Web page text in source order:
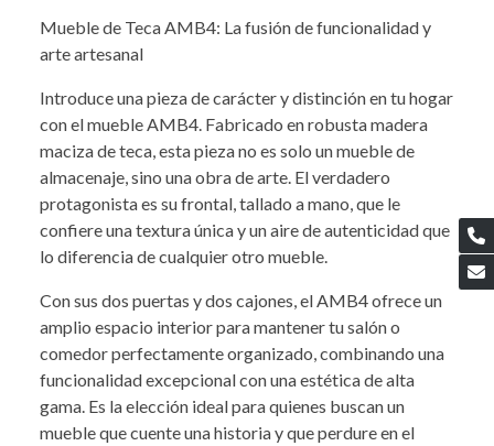
Mueble de Teca AMB4: La fusión de funcionalidad y
arte artesanal
Introduce una pieza de carácter y distinción en tu hogar
con el mueble AMB4. Fabricado en robusta madera
maciza de teca, esta pieza no es solo un mueble de
almacenaje, sino una obra de arte. El verdadero
protagonista es su frontal, tallado a mano, que le
confiere una textura única y un aire de autenticidad que
lo diferencia de cualquier otro mueble.
Con sus dos puertas y dos cajones, el AMB4 ofrece un
amplio espacio interior para mantener tu salón o
comedor perfectamente organizado, combinando una
funcionalidad excepcional con una estética de alta
gama. Es la elección ideal para quienes buscan un
mueble que cuente una historia y que perdure en el